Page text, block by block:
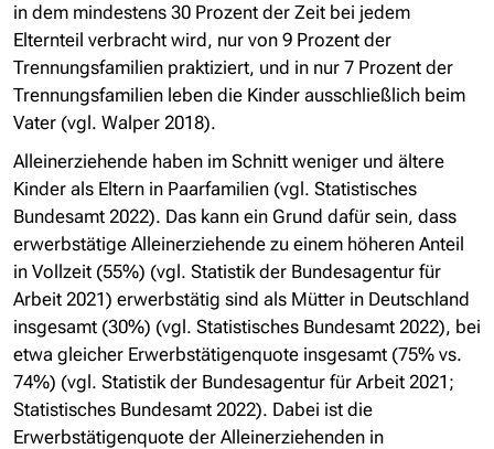
in dem mindestens 30 Prozent der Zeit bei jedem
Elternteil verbracht wird, nur von 9 Prozent der
Trennungsfamilien praktiziert, und in nur 7 Prozent der
Trennungsfamilien leben die Kinder ausschließlich beim
Vater (vgl. Walper 2018).
Alleinerziehende haben im Schnitt weniger und ältere
Kinder als Eltern in Paarfamilien (vgl. Statistisches
Bundesamt 2022). Das kann ein Grund dafür sein, dass
erwerbstätige Alleinerziehende zu einem höheren Anteil
in Vollzeit (55%) (vgl. Statistik der Bundesagentur für
Arbeit 2021) erwerbstätig sind als Mütter in Deutschland
insgesamt (30%) (vgl. Statistisches Bundesamt 2022), bei
etwa gleicher Erwerbstätigenquote insgesamt (75% vs.
74%) (vgl. Statistik der Bundesagentur für Arbeit 2021;
Statistisches Bundesamt 2022). Dabei ist die
Erwerbstätigenquote der Alleinerziehenden in